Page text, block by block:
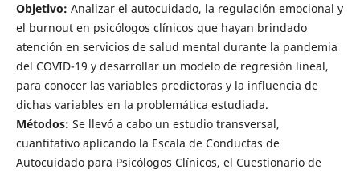
Objetivo: Analizar el autocuidado, la regulación emocional y
el burnout en psicólogos clínicos que hayan brindado
atención en servicios de salud mental durante la pandemia
del COVID-19 y desarrollar un modelo de regresión lineal,
para conocer las variables predictoras y la influencia de
dichas variables en la problemática estudiada.
Métodos: Se llevó a cabo un estudio transversal,
cuantitativo aplicando la Escala de Conductas de
Autocuidado para Psicólogos Clínicos, el Cuestionario de